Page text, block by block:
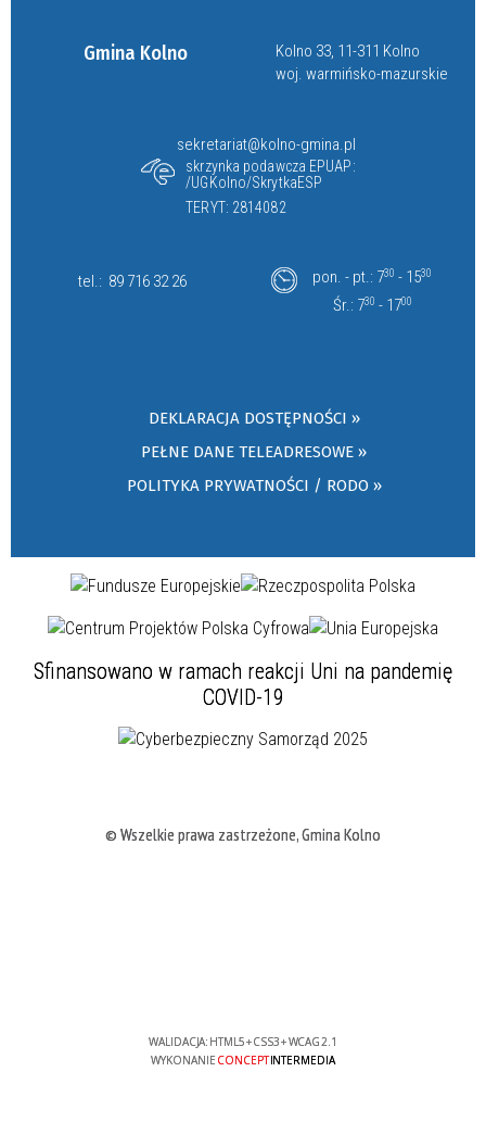
Gmina Kolno
Kolno 33, 11-311 Kolno
woj. warmińsko-mazurskie
sekretariat@kolno-gmina.pl
skrzynka podawcza EPUAP:
/UGKolno/SkrytkaESP
TERYT: 2814082
tel.: 89 716 32 26 pon. - pt.: 730 - 1530
Śr.: 730 - 1700
DEKLARACJA DOSTĘPNOŚCI »
PEŁNE DANE TELEADRESOWE »
POLITYKA PRYWATNOŚCI / RODO »
Sfinansowano w ramach reakcji Uni na pandemię
COVID-19
© Wszelkie prawa zastrzeżone, Gmina Kolno
WALIDACJA: HTML5+CSS3+WCAG 2.1
WYKONANIE CONCEPTINTERMEDIA